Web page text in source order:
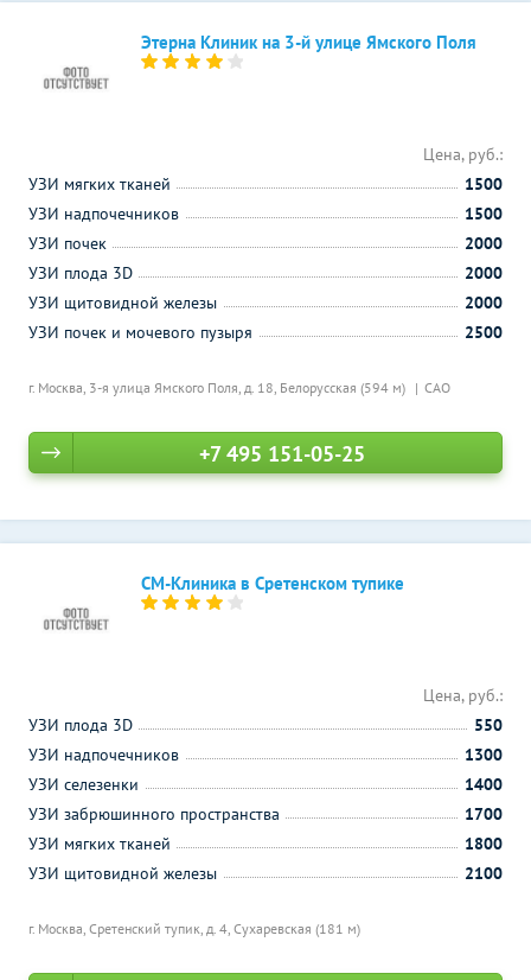
Этерна Клиник на 3-й улице Ямского Поля
г. Москва, 3-я улица Ямского Поля, д. 18, Белорусская (594 м) САО
Цена, руб.:
УЗИ мягких тканей
1500
УЗИ надпочечников
1500
УЗИ почек
2000
УЗИ плода 3D
2000
УЗИ щитовидной железы
2000
УЗИ почек и мочевого пузыря
2500
+7 495 151-05-25
СМ-Клиника в Сретенском тупике
г. Москва, Сретенский тупик, д. 4, Сухаревская (181 м)
Цена, руб.:
УЗИ плода 3D
550
УЗИ надпочечников
1300
УЗИ селезенки
1400
УЗИ забрюшинного пространства
1700
УЗИ мягких тканей
1800
УЗИ щитовидной железы
2100